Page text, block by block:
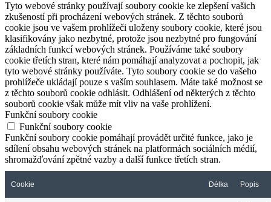
Tyto webové stránky používají soubory cookie ke zlepšení vašich
zkušeností při procházení webových stránek. Z těchto souborů
cookie jsou ve vašem prohlížeči uloženy soubory cookie, které jsou
klasifikovány jako nezbytné, protože jsou nezbytné pro fungování
základních funkcí webových stránek. Používáme také soubory
cookie třetích stran, které nám pomáhají analyzovat a pochopit, jak
tyto webové stránky používáte. Tyto soubory cookie se do vašeho
prohlížeče ukládají pouze s vaším souhlasem. Máte také možnost se
z těchto souborů cookie odhlásit. Odhlášení od některých z těchto
souborů cookie však může mít vliv na vaše prohlížení.
Funkční soubory cookie
Funkční soubory cookie
Funkční soubory cookie pomáhají provádět určité funkce, jako je
sdílení obsahu webových stránek na platformách sociálních médií,
shromažďování zpětné vazby a další funkce třetích stran.
Cookie Délka Popis